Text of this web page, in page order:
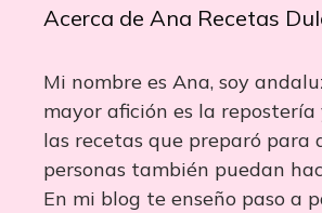
Acerca de Ana Recetas
Mi nombre es Ana, soy
mayor afición es la
las recetas que preparó para
personas también puedan
En mi blog te enseño paso a